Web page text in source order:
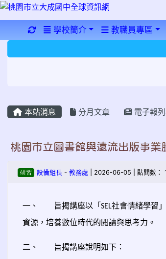
重新取得佈景設定
學校簡介 教職員專區
本站消息 分月文章 電子報
桃園市立圖書館與遠流出版事
研習 設備組長- 教務處 | 2026-06-05 | 點閱數：
一、 旨揭講座以「 SEL社會情緒學習
資源，培養數位時代的閱讀與思考力。
二、 旨揭講座說明如下：